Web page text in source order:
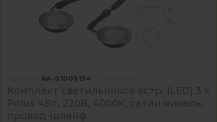
КА-01009154
Комплект светильников встр. (LED) 3 х
Polus 4Вт, 220В, 4000K, сатин никель,
провод-шлейф